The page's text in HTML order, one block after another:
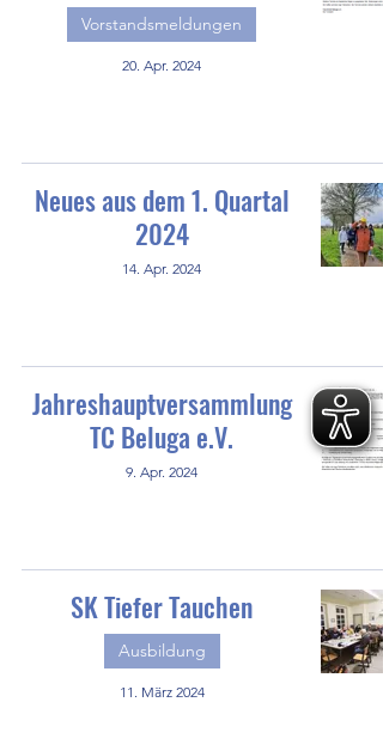
Vorstandsmeldungen
20. Apr. 2024
Neues aus dem 1. Quartal
2024
14. Apr. 2024
Jahreshauptversammlung
TC Beluga e.V.
9. Apr. 2024
SK Tiefer Tauchen
Ausbildung
11. März 2024